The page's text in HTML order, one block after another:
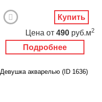
Подробнее
Цена от 490 руб.м2
Купить
Девушка акварелью (ID 1636)